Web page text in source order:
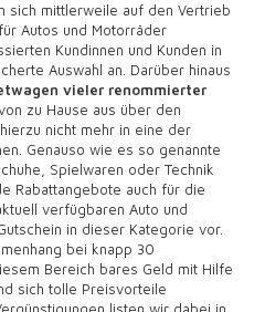
sich mittlerweile auf den Vertrieb
Autos und Motorräder
Kundinnen und Kunden in
Auswahl an. Darüber hinaus
vieler renommierter
zu Hause aus über den
nicht mehr in eine der
Genauso wie es so genannte
Spielwaren oder Technik
Rabattangebote auch für die
verfügbaren Auto und
in dieser Kategorie vor.
bei knapp 30
Bereich bares Geld mit Hilfe
sich tolle Preisvorteile